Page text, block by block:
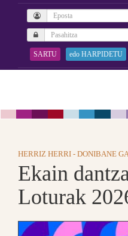
SARTU edo HARPIDETU
HERRIZ HERRI - DONIBANE
Ekain
Loturak